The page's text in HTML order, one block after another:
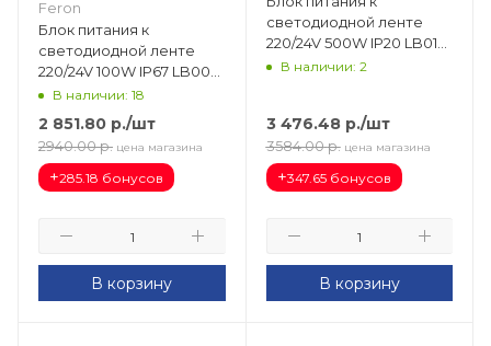
Feron
Блок питания к
светодиодной ленте
220/24V 100W IP67 LB007
(216х36х45) 48059
В наличии: 18
2 851.80 р./шт
2940.00 р. цена магазина
+285.18 бонусов
В корзину
светодиодной ленте
220/24V 500W IP20 LB019
(224х69х40) 48049
В наличии: 2
3 476.48р./шт
3584.00 р. цена магазина
+347.65 бонусов
В корзину